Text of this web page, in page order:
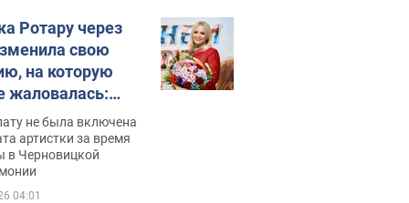
Ротару через
свою
на которую
жаловалась:
получала
не была включена
артистки за время
в Черновицкой
04:01